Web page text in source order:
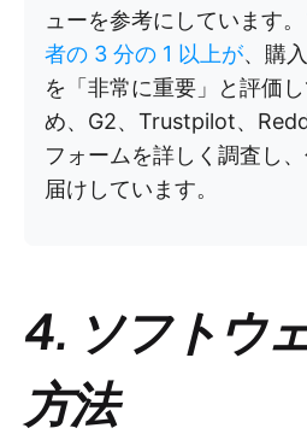
ューを参考にしています。
者の 3 分の 1 以上が、購
を「非常に重要」と評価
め、G2、Trustpilot、
フォームを詳しく調査し
届けしています。
4. ソフトウ
方法